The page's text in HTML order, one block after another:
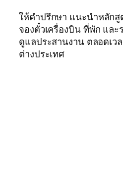
ให้คำปรึกษา แนะนำหลักสู
จองตั๋วเครื่องบิน ที่พัก และ
ดูแลประสานงาน ตลอดเว
ต่างประเทศ